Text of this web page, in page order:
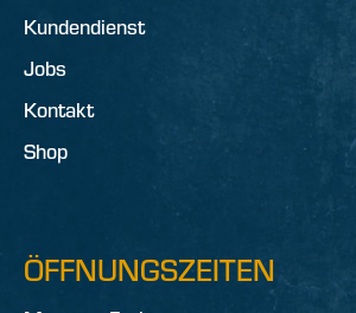
Kundendienst
Jobs
Kontakt
Shop
ÖFFNUNGSZEITEN